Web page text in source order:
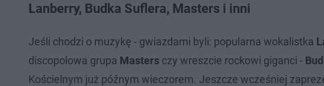
Lanberry, Budka Suflera, Masters i inni
Jeśli chodzi o muzykę - gwiazdami byli: popularna wokalistka
discopolowa grupa Masters czy wreszcie rockowi giganci -
Kościelnym już późnym wieczorem. Jeszcze wcześniej